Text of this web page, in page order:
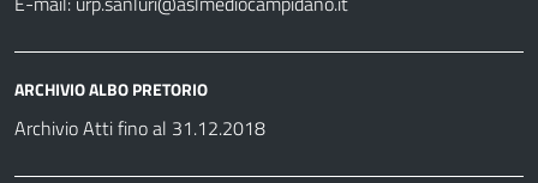
ARCHIVIO ALBO PRETORIO
Archivio Atti fino al 31.12.2018